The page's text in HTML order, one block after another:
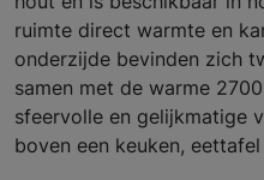
ruimte direct warmte en
onderzijde bevinden zich
samen met de warme
sfeervolle en gelijkmatige
boven een keuken,